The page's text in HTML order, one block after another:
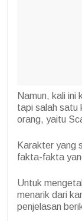
Namun, kali ini
tapi salah satu
orang, yaitu
Karakter yang
fakta-fakta
Untuk
menarik dari
penjelasan